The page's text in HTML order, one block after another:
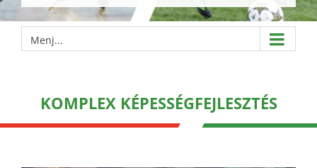
Menj...
KOMPLEX KÉPESSÉGFEJLESZTÉS